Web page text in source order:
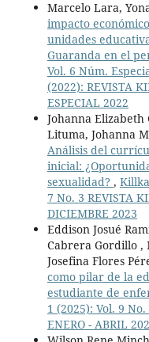
Marcelo Lara,
impacto
unidades
Guaranda en el
Vol. 6 Núm.
(2022): REVISTA
ESPECIAL 2022
Johanna Elizabeth
Lituma, Johanna
Análisis del
inicial:
sexualidad? ,
7 No. 3 REVISTA
DICIEMBRE 2023
Eddison Josué
Cabrera Gordillo ,
Josefina Flores
como pilar de la
estudiante de
1 (2025): Vol. 9
ENERO - ABRIL